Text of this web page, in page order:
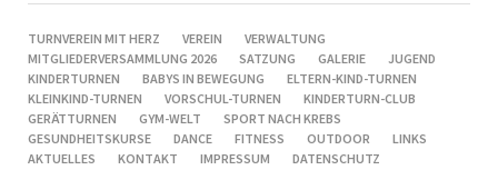
NAVIGATION
ÜBERSPRINGEN
TURNVEREIN MIT HERZ VEREIN
VERWALTUNG
MITGLIEDERVERSAMMLUNG 2026
SATZUNG GALERIE
JUGEND
KINDERTURNEN
BABYS IN BEWEGUNG
ELTERN-KIND-TURNEN
KLEINKIND-TURNEN
VORSCHUL-TURNEN
KINDERTURN-CLUB
GERÄTTURNEN
GYM-WELT
SPORT NACH KREBS
GESUNDHEITSKURSE
DANCE FITNESS OUTDOOR
LINKS
AKTUELLES
KONTAKT IMPRESSUM DATENSCHUTZ